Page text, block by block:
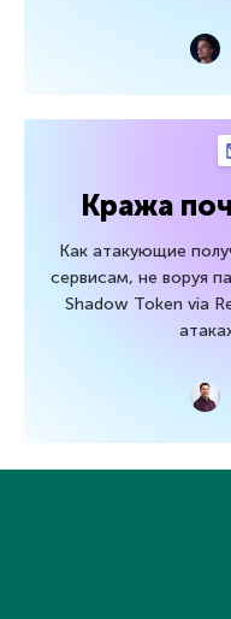
Кража
Как атакующие
сервисам, не воруя
Shadow Token via